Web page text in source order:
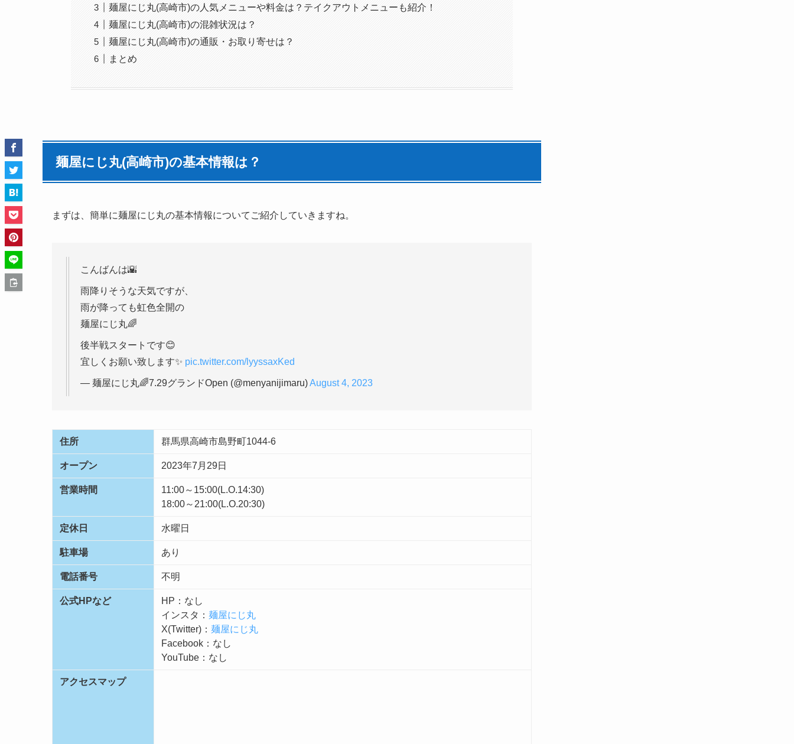
麺屋にじ丸(高崎市)の人気メニューや料金は？テイクアウトメニューも紹介！
麺屋にじ丸(高崎市)の混雑状況は？
麺屋にじ丸(高崎市)の通販・お取り寄せは？
まとめ
麺屋にじ丸(高崎市)の基本情報は？
まずは、簡単に麺屋にじ丸の基本情報についてご紹介していきますね。
こんばんは🌇
雨降りそうな天気ですが、
雨が降っても虹色全開の
麺屋にじ丸🌈
後半戦スタートです😊
宜しくお願い致します✨ pic.twitter.com/lyyssaxKed
— 麺屋にじ丸🌈7.29グランドOpen (@menyanijimaru)August 4, 2023
住所 群馬県高崎市島野町1044-6
オープン 2023年7月29日
営業時間
11:00～15:00(L.O.14:30)
18:00～21:00(L.O.20:30)
定休日 水曜日
駐車場 あり
電話番号 不明
公式HPなど
HP：なし
インスタ： 麺屋にじ丸
X(Twitter)： 麺屋にじ丸
Facebook：なし
YouTube：なし
アクセスマップ